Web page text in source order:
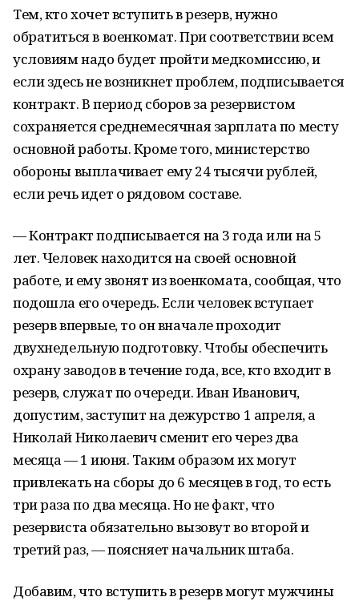
Тем, кто хочет вступить в резерв, нужно
обратиться в военкомат. При соответствии всем
условиям надо будет пройти медкомиссию, и
если здесь не возникнет проблем, подписывается
контракт. В период сборов за резервистом
сохраняется среднемесячная зарплата по месту
основной работы. Кроме того, министерство
обороны выплачивает ему 24 тысячи рублей,
если речь идет о рядовом составе.
— Контракт подписывается на 3 года или на 5
лет. Человек находится на своей основной
работе, и ему звонят из военкомата, сообщая, что
подошла его очередь. Если человек вступает
резерв впервые, то он вначале проходит
двухнедельную подготовку. Чтобы обеспечить
охрану заводов в течение года, все, кто входит в
резерв, служат по очереди. Иван Иванович,
допустим, заступит на дежурство 1 апреля, а
Николай Николаевич сменит его через два
месяца — 1 июня. Таким образом их могут
привлекать на сборы до 6 месяцев в год, то есть
три раза по два месяца. Но не факт, что
резервиста обязательно вызовут во второй и
третий раз, — поясняет начальник штаба.
Добавим, что вступить в резерв могут мужчины